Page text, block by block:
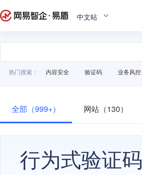
中文站
热门搜索： 内容安全 验证码 业务风控
全部（999+） 网站（130）
行为式验证码